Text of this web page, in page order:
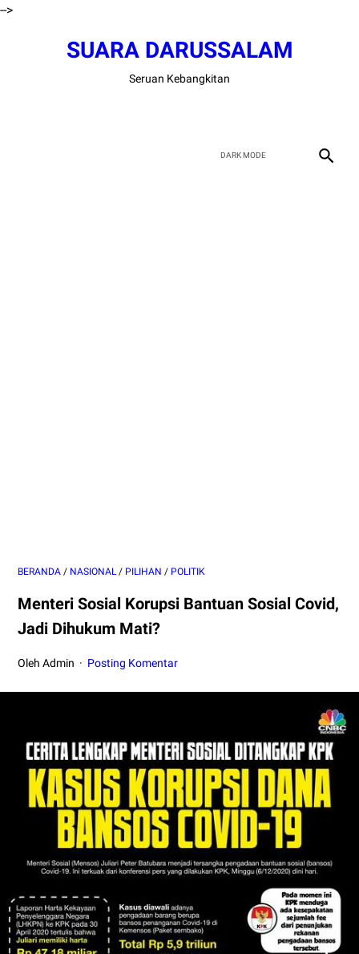
-->
SUARA DARUSSALAM
Seruan Kebangkitan
BERANDA / NASIONAL / PILIHAN / POLITIK
Menteri Sosial Korupsi Bantuan Sosial Covid,
Jadi Dihukum Mati?
Oleh Admin Posting Komentar